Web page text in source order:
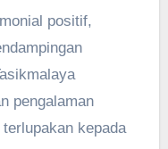
positif,
pengalaman
kepada